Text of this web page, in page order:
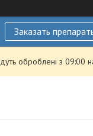
Заказать
оброблені з 09:00